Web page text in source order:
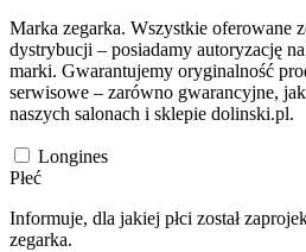
Marka zegarka. Wszystkie oferowane
dystrybucji – posiadamy autoryzację
marki. Gwarantujemy oryginalność
serwisowe – zarówno gwarancyjne,
naszych salonach i sklepie dolinski.pl.
Longines
Płeć
Informuje, dla jakiej płci został
zegarka.